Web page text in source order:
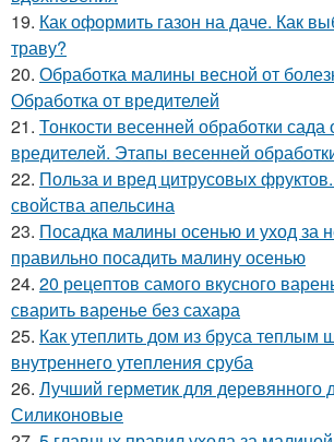
19. Как оформить газон на даче. Как
траву?
20. Обработка малины весной от
Обработка от вредителей
21. Тонкости весенней обработки сада
вредителей. Этапы весенней
22. Польза и вред цитрусовых
свойства апельсина
23. Посадка малины осенью и уход за
правильно посадить малину осенью
24. 20 рецептов самого вкусного
сварить варенье без сахара
25. Как утеплить дом из бруса
внутреннего утепления сруба
26. Лучший герметик для деревянного
Силиконовые